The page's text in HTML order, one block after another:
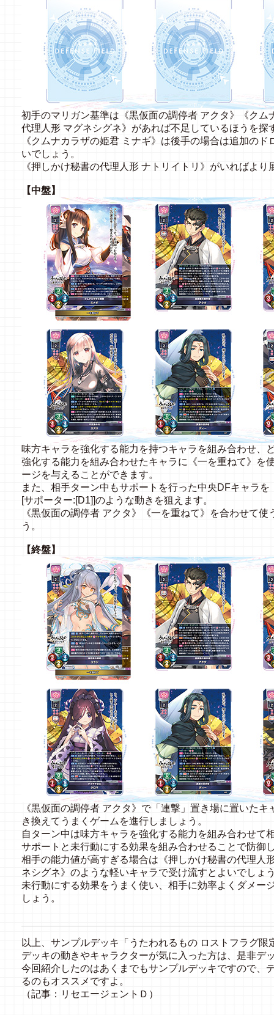
初手のマリガン基準は《黒仮面の調停者 アクタ》《ク
代理人形 マグネシグネ》があれば不足しているほうを探
《クムナカラザの姫君 ミナギ》は後手の場合は追加の
いでしょう。
《押しかけ秘書の代理人形 ナトリイトリ》がいればよ
【中盤】
味方キャラを強化する能力を持つキャラを組み合わせ、
強化する能力を組み合わせたキャラに《一を重ねて》を
ージを与えることができます。
また、相手ターン中もサポートを行った中央DFキャラ
[サポーター:[D1]]のような動きを狙えます。
《黒仮面の調停者 アクタ》《一を重ねて》を合わせて
う。
【終盤】
《黒仮面の調停者 アクタ》で「連撃」置き場に置いた
き換えてうまくゲームを進行しましょう。
自ターン中は味方キャラを強化する能力を組み合わせて
サポートと未行動にする効果を組み合わせることで防御
相手の能力値が高すぎる場合は《押しかけ秘書の代理人
ネシグネ》のような軽いキャラで受け流すとよいでしょ
未行動にする効果をうまく使い、相手に効率よくダメー
しょう。
以上、サンプルデッキ「うたわれるもの ロストフラグ
デッキの動きやキャラクターが気に入った方は、是非デ
今回紹介したのはあくまでもサンプルデッキですので、
るのもオススメですよ。
（記事：リセエージェントＤ）